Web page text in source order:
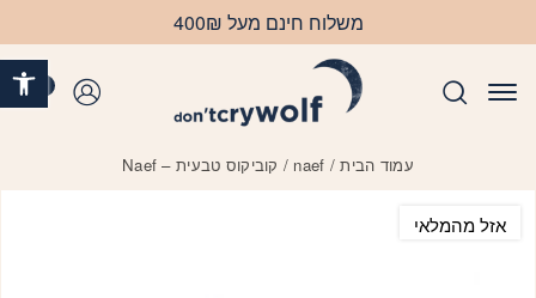
משלוח חינם מעל 400₪
עמוד הבית/
naef / קוביקוס טבעית – Naef
אזל מהמלאי